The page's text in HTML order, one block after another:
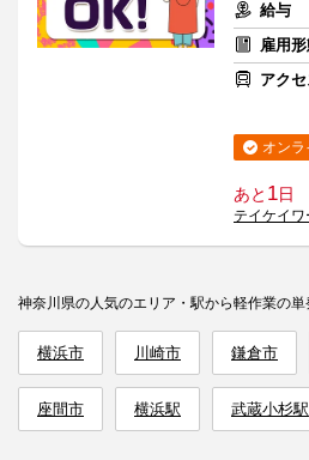
給与
雇用
アクセ
オン
あと 1日
テイケイ
神奈川県の人気のエリア・駅から軽作業の
横浜市 川崎市 鎌倉市
座間市 横浜駅 武蔵小杉駅